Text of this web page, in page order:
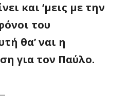
και ‘μεις με την
του
θα’ ναι η
για τον Παύλο.